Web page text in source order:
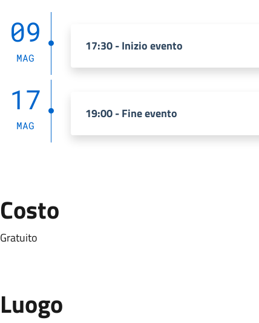
09
MAG
17:30 - Inizio evento
17
MAG
19:00 - Fine evento
Costo
Gratuito
Luogo